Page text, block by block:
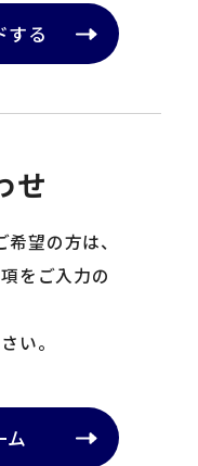
する
せ
望の方は、
をご入力の
い。
ム